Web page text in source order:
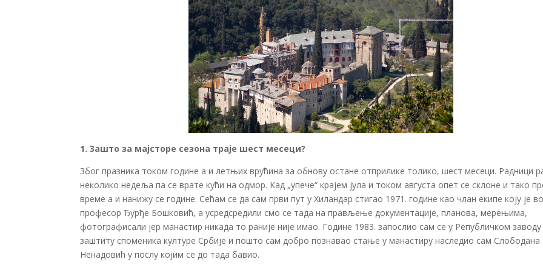
1. 3ашто за мајсторе сезона траје шест месеци?
Због празника током године а и летњих врућина за обнову остане отприлике толико, шест месеци. Радници
неколико недеља па се врате кући на одмор. Кад „упече“ крајем јула и током августа опет се склоне и тако
време а и нанижу се године. Сећам се да сам први пут у Хиландар стигао 1971. године као члан екипе коју је
професор Ђурђе Бошковић, а усредсредили смо се тада на прављење документације, планова, мерењима,
фотографисали јер манастир никада то раније није имао. Године 1983. запослио сам се у Републичком заводу
заштиту споменика културе Србије и пошто сам добро познавао стање у манастиру наследио сам Слободана
Ненадовић у послу којим се до тада бавио.